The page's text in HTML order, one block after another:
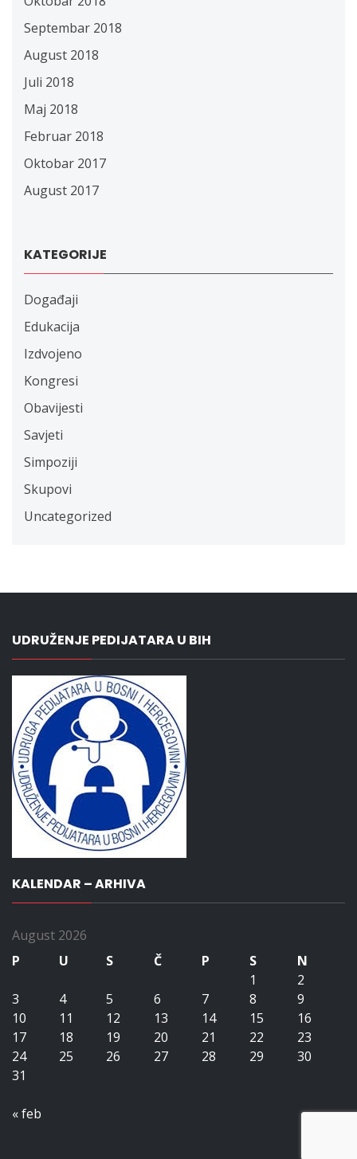
Septembar 2018
August 2018
Juli 2018
Maj 2018
Februar 2018
Oktobar 2017
August 2017
KATEGORIJE
Događaji
Edukacija
Izdvojeno
Kongresi
Obavijesti
Savjeti
Simpoziji
Skupovi
Uncategorized
UDRUŽENJE PEDIJATARA U BIH
KALENDAR – ARHIVA
August 2026
P
U S Č P S
N
1
2
3
4 5 6 7 8
9
10
11 12 13 14 15
16
17
18 19 20 21 22
23
24
25 26 27 28 29
30
31
« feb